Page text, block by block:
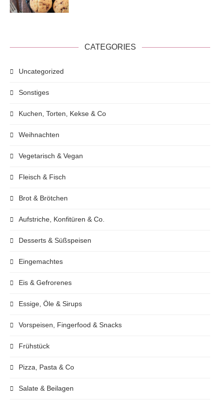
CATEGORIES
Uncategorized
Sonstiges
Kuchen, Torten, Kekse & Co
Weihnachten
Vegetarisch & Vegan
Fleisch & Fisch
Brot & Brötchen
Aufstriche, Konfitüren & Co.
Desserts & Süßspeisen
Eingemachtes
Eis & Gefrorenes
Essige, Öle & Sirups
Vorspeisen, Fingerfood & Snacks
Frühstück
Pizza, Pasta & Co
Salate & Beilagen